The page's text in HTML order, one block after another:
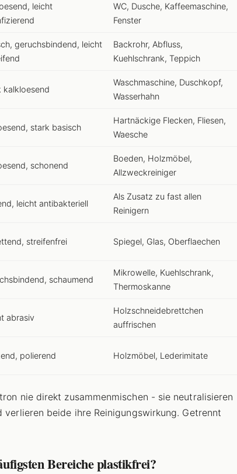
leicht
WC, Dusche, Kaffeemaschine,
Fenster
geruchsbindend, leicht
Backrohr, Abfluss,
Kuehlschrank, Teppich
kalkloesend
Waschmaschine, Duschkopf,
Wasserhahn
stark basisch
Hartnäckige Flecken, Fliesen,
Waesche
schonend
Boeden, Holzmöbel,
Allzweckreiniger
leicht antibakteriell
Als Zusatz zu fast allen
Reinigern
streifenfrei Spiegel, Glas, Oberflaechen
schaumend
Mikrowelle, Kuehlschrank,
Thermoskanne
abrasiv
Holzschneidebrettchen
auffrischen
polierend Holzmöbel, Lederimitate
nie direkt zusammenmischen - sie neutralisieren
verlieren beide ihre Reinigungswirkung. Getrennt
Bereiche plastikfrei?